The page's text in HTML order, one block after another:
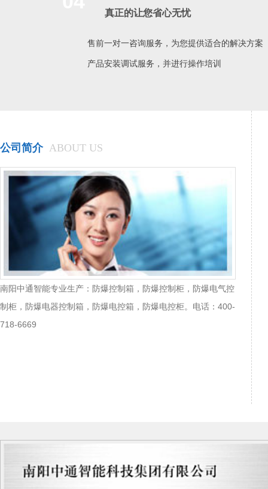
真正的让您省心无忧
售前一对一咨询服务，为您提供适合的解决方案
产品安装调试服务，并进行操作培训
公司简介 ABOUT US
南阳中通智能专业生产：防爆控制箱，防爆控制柜，防爆电气控
制柜，防爆电器控制箱，防爆电控箱，防爆电控柜。电话：400-
718-6669